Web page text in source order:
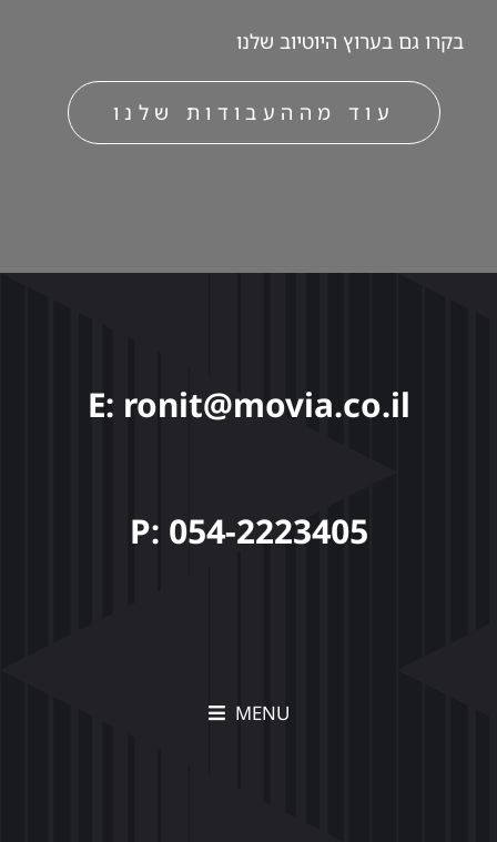
בקרו גם בערוץ היוטיובשלנו
עוד מההעבודות שלנו
E: ronit@movia.co.il
P: 054-2223405
MENU